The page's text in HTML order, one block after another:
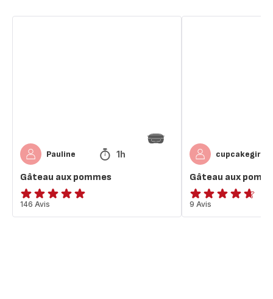
Pauline 1h
Gâteau aux pommes
Avis
5
146 Avis
cupcakegirl
Gâteau aux
ratings.4.6
9 Avis